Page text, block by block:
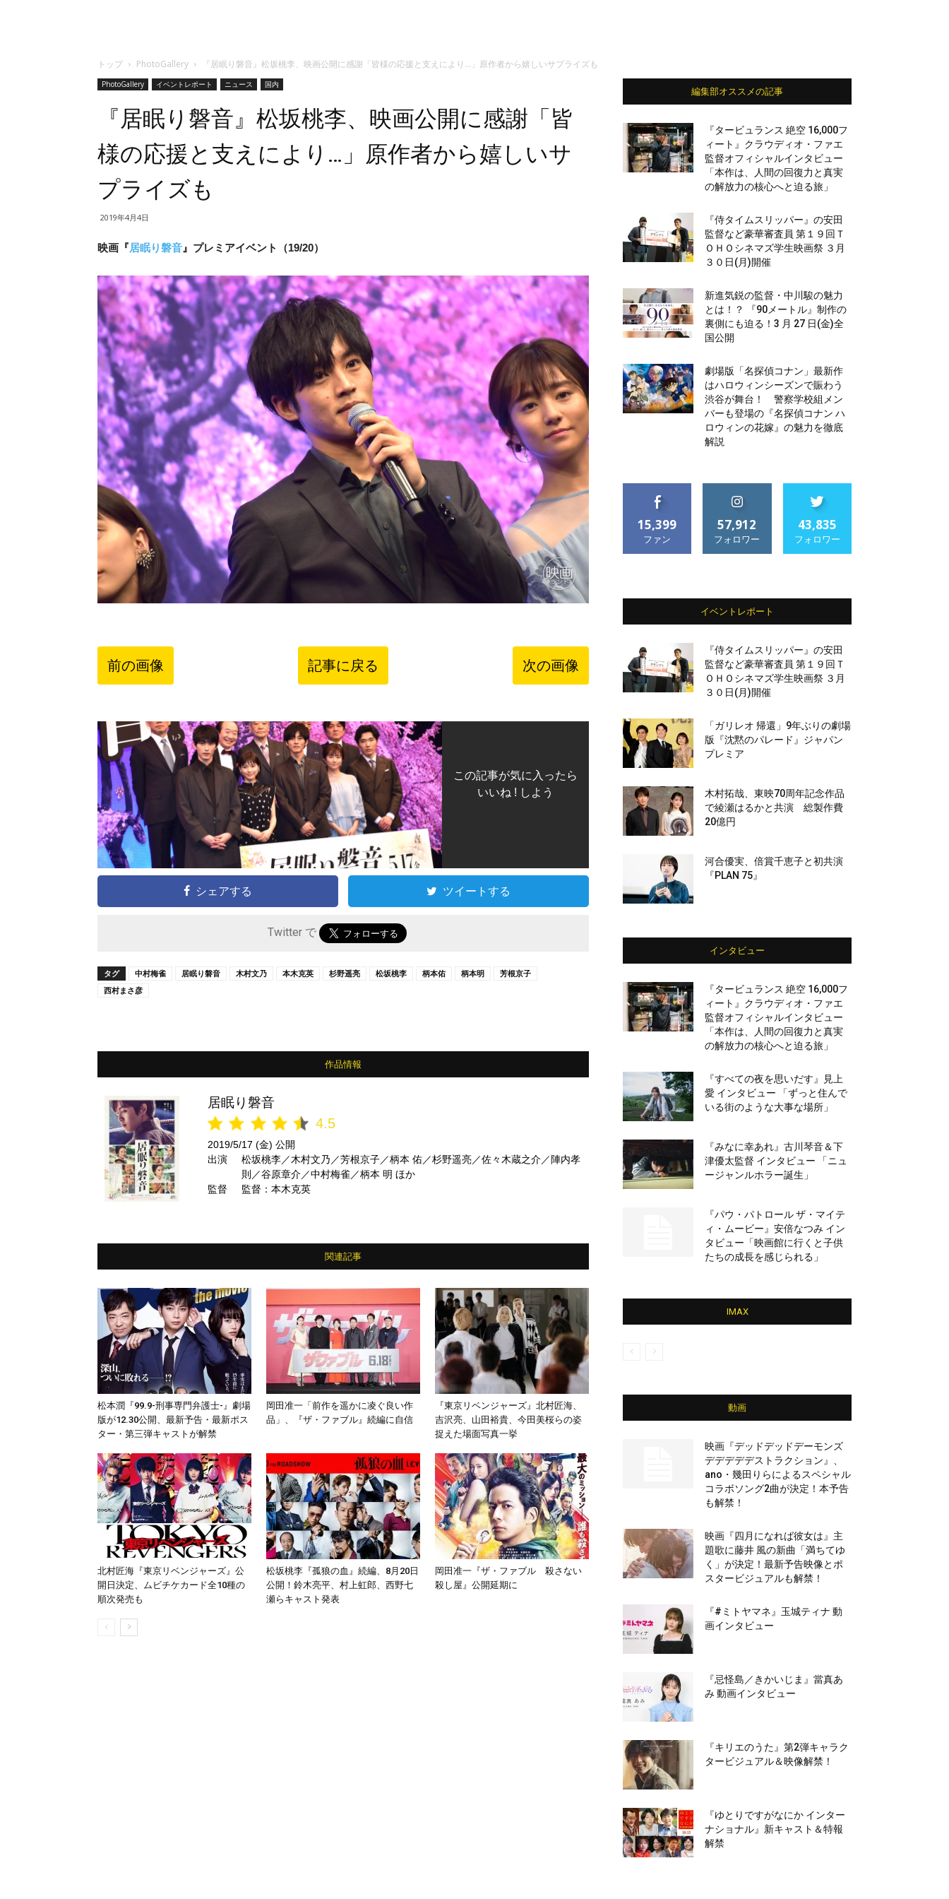
トップ PhotoGallery 『居眠り磐音』松坂桃李、映画公開に感謝「皆様の応援と支えにより…」原作者から嬉しいサプライズも
PhotoGallery イベントレポート ニュース 国内
『居眠り磐音』松坂桃李、映画公開に感謝「皆
様の応援と支えにより…」原作者から嬉しいサ
プライズも
2019年4月4日
映画『居眠り磐音 』プレミアイベント（19/20）
前の画像 記事に戻る 次の画像
この記事が気に入ったら
いいね ! しよう
シェアする ツイートする
Twitter で
タグ 中村梅雀 居眠り磐音 木村文乃 本木克英 杉野遥亮 松坂桃李 柄本佑 柄本明
芳根京子
西村まさ彦
作品情報
居眠り磐音
4.5
2019/5/17 (金) 公開
出演
松坂桃李／木村文乃／芳根京子／柄本 佑／杉野遥亮／佐々木蔵之介／陣内孝
則／谷原章介／中村梅雀／柄本 明 ほか
監督
監督：本木克英
関連記事
松本潤『99.9-刑事専門弁護士-』劇場
版が12.30公開、最新予告・最新ポス
ター・第三弾キャストが解禁
岡田准一「前作を遥かに凌ぐ良い作
品」、『ザ・ファブル』続編に自信
『東京リベンジャーズ』北村匠海、
吉沢亮、山田裕貴、今田美桜らの姿
捉えた場面写真一挙
北村匠海『東京リベンジャーズ』公
開日決定、ムビチケカード全10種の
順次発売も
松坂桃李『孤狼の血』続編、8月20日
公開！鈴木亮平、村上虹郎、西野七
瀬らキャスト発表
岡田准一『ザ・ファブル 殺さない
殺し屋』公開延期に
編集部オススメの記事
『タービュランス 絶空 16,000フ
ィート』クラウディオ・ファエ
監督オフィシャルインタビュー
「本作は、人間の回復力と真実
の解放力の核心へと迫る旅」
『侍タイムスリッパー』の安田
監督など豪華審査員 第１９回Ｔ
ＯＨＯシネマズ学生映画祭 ３月
３０日(月)開催
新進気鋭の監督・中川駿の魅力
とは！？ 『90メートル』制作の
裏側にも迫る！3 月 27 日(金)全
国公開
劇場版「名探偵コナン」最新作
はハロウィンシーズンで賑わう
渋谷が舞台！ 警察学校組メン
バーも登場の『名探偵コナン ハ
ロウィンの花嫁』の魅力を徹底
解説
15,399
ファン
57,912
フォロワー
43,835
フォロワー
イベントレポート
『侍タイムスリッパー』の安田
監督など豪華審査員 第１９回Ｔ
ＯＨＯシネマズ学生映画祭 ３月
３０日(月)開催
「ガリレオ 帰還」9年ぶりの劇場
版『沈黙のパレード』ジャパン
プレミア
木村拓哉、東映70周年記念作品
で綾瀬はるかと共演 総製作費
20億円
河合優実、倍賞千恵子と初共演
『PLAN 75』
インタビュー
『タービュランス 絶空 16,000フ
ィート』クラウディオ・ファエ
監督オフィシャルインタビュー
「本作は、人間の回復力と真実
の解放力の核心へと迫る旅」
『すべての夜を思いだす』見上
愛 インタビュー 「ずっと住んで
いる街のような大事な場所」
『みなに幸あれ』古川琴音＆下
津優太監督 インタビュー 「ニュ
ージャンルホラー誕生」
『パウ・パトロール ザ・マイテ
ィ・ムービー』安倍なつみ イン
タビュー「映画館に行くと子供
たちの成長を感じられる」
IMAX
動画
映画『デッドデッドデーモンズ
デデデデデストラクション』、
ano・幾田りらによるスペシャル
コラボソング2曲が決定！本予告
も解禁！
映画『四月になれば彼女は』主
題歌に藤井 風の新曲「満ちてゆ
く」が決定！最新予告映像とポ
スタービジュアルも解禁！
『#ミトヤマネ』玉城ティナ 動
画インタビュー
『忌怪島／きかいじま』當真あ
み 動画インタビュー
『キリエのうた』第2弾キャラク
タービジュアル＆映像解禁！
『ゆとりですがなにか インター
ナショナル』新キャスト＆特報
解禁